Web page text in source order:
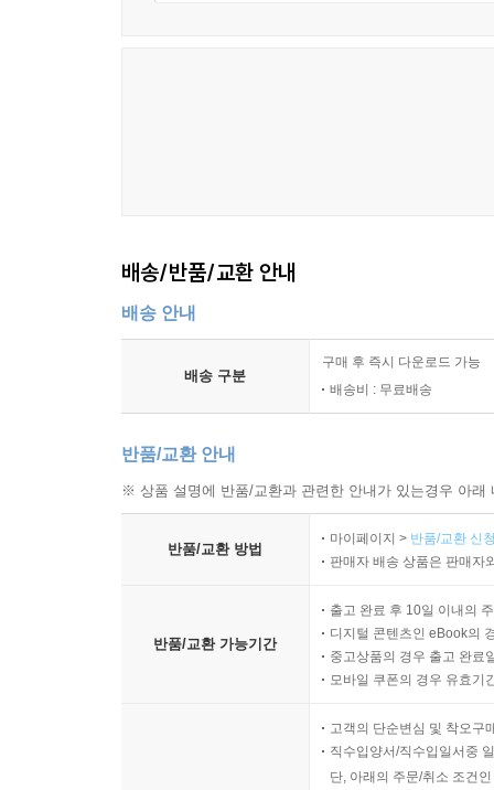
배송/반품/교환 안내
배송 안내
배송 구분
구매 후 즉시 다운로드 가능
배송비 : 무료배송
반품/교환 안내
※ 상품 설명에 반품/교환과 관련한 안내가 있는경우 아
반품/교환 방법
마이페이지 > 반품/교환 신
판매자 배송 상품은 판매자
반품/교환 가능기간
출고 완료 후 10일 이내의
디지털 콘텐츠인 eBook의
중고상품의 경우 출고 완료
모바일 쿠폰의 경우 유효기
고객의 단순변심 및 착오구
직수입양서/직수입일서중
단, 아래의 주문/취소 조건